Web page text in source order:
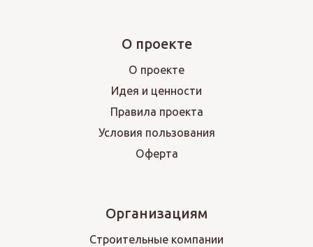
О проекте
О проекте
Идея и ценности
Правила проекта
Условия пользования
Оферта
Организациям
Строительные компании